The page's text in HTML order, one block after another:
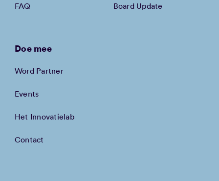
FAQ Board Update
Doe mee
Word Partner
Events
Het Innovatielab
Contact